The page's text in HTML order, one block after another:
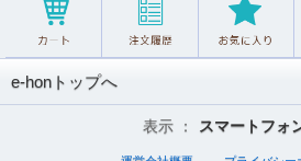
e-honトップへ
表示 ： スマートフォ